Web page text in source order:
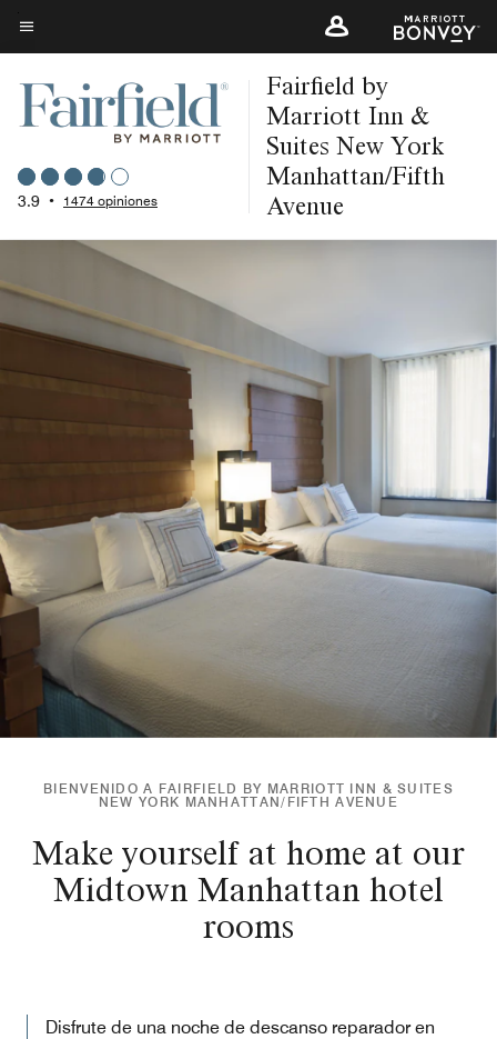
Skip
to
main
content
Texto del menú
3.9 • 1474 opiniones
Fairfield by
Marriott Inn &
Suites New York
Manhattan/Fifth
Avenue
BIENVENIDO A FAIRFIELD BY MARRIOTT INN & SUITES
NEW YORK MANHATTAN/FIFTH AVENUE
Make yourself at home at our
Midtown Manhattan hotel
rooms
Disfrute de una noche de descanso reparador en